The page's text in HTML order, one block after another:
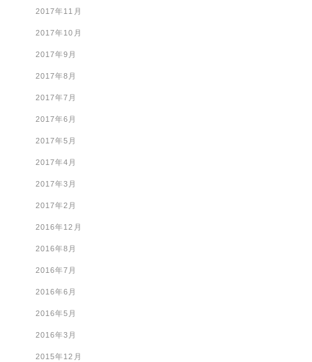
2017年11月
2017年10月
2017年9月
2017年8月
2017年7月
2017年6月
2017年5月
2017年4月
2017年3月
2017年2月
2016年12月
2016年8月
2016年7月
2016年6月
2016年5月
2016年3月
2015年12月